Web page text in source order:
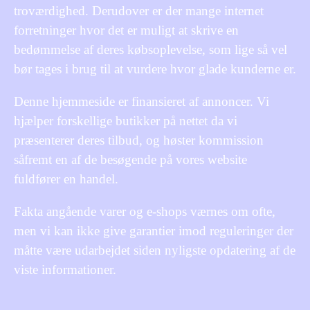
troværdighed. Derudover er der mange internet
forretninger hvor det er muligt at skrive en
bedømmelse af deres købsoplevelse, som lige så vel
bør tages i brug til at vurdere hvor glade kunderne er.
Denne hjemmeside er finansieret af annoncer. Vi
hjælper forskellige butikker på nettet da vi
præsenterer deres tilbud, og høster kommission
såfremt en af de besøgende på vores website
fuldfører en handel.
Fakta angående varer og e-shops værnes om ofte,
men vi kan ikke give garantier imod reguleringer der
måtte være udarbejdet siden nyligste opdatering af de
viste informationer.